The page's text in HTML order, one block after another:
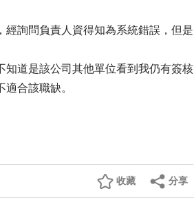
詢問負責人資得知為系統錯誤，但是
道是該公司其他單位看到我仍有簽核
合該職缺。
分享
收藏